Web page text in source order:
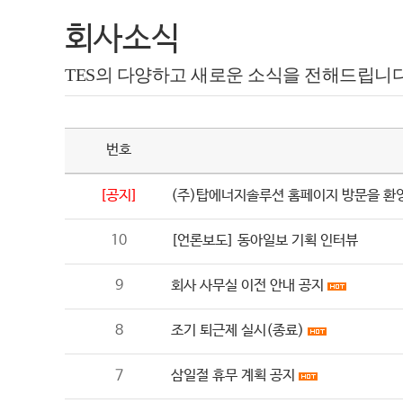
회사소식
TES의 다양하고 새로운 소식을 전해드립니
번호
[공지] (주)탑에너지솔루션 홈페이지 방문을 환
10 [언론보도] 동아일보 기획 인터뷰
9 회사 사무실 이전 안내 공지
8 조기 퇴근제 실시(종료)
7 삼일절 휴무 계획 공지